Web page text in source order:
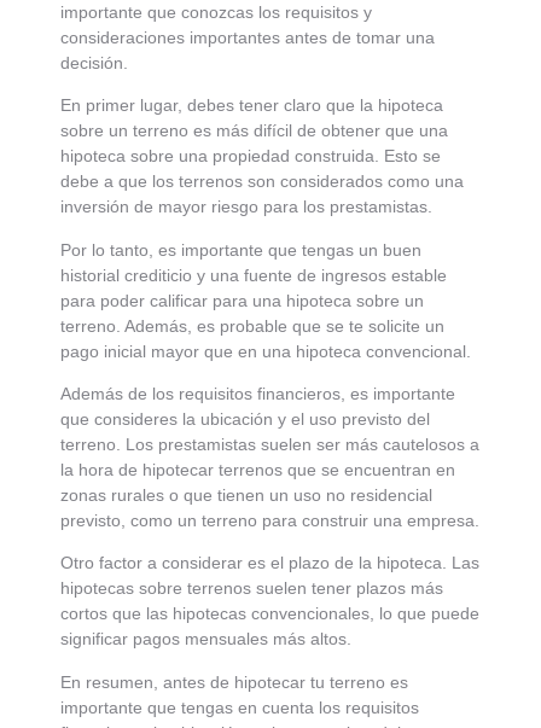
importante que conozcas los requisitos y
consideraciones importantes antes de tomar una
decisión.
En primer lugar, debes tener claro que la hipoteca
sobre un terreno es más difícil de obtener que una
hipoteca sobre una propiedad construida. Esto se
debe a que los terrenos son considerados como una
inversión de mayor riesgo para los prestamistas.
Por lo tanto, es importante que tengas un buen
historial crediticio y una fuente de ingresos estable
para poder calificar para una hipoteca sobre un
terreno. Además, es probable que se te solicite un
pago inicial mayor que en una hipoteca convencional.
Además de los requisitos financieros, es importante
que consideres la ubicación y el uso previsto del
terreno. Los prestamistas suelen ser más cautelosos a
la hora de hipotecar terrenos que se encuentran en
zonas rurales o que tienen un uso no residencial
previsto, como un terreno para construir una empresa.
Otro factor a considerar es el plazo de la hipoteca. Las
hipotecas sobre terrenos suelen tener plazos más
cortos que las hipotecas convencionales, lo que puede
significar pagos mensuales más altos.
En resumen, antes de hipotecar tu terreno es
importante que tengas en cuenta los requisitos